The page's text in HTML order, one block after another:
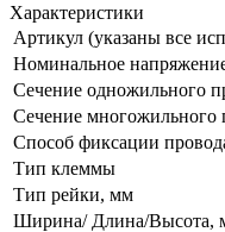
Характеристики
Артикул (указаны все
Номинальное
Сечение одножильного
Сечение многожильного
Способ фиксации
Тип клеммы
Тип рейки, мм
Ширина/ Длина/Высота,